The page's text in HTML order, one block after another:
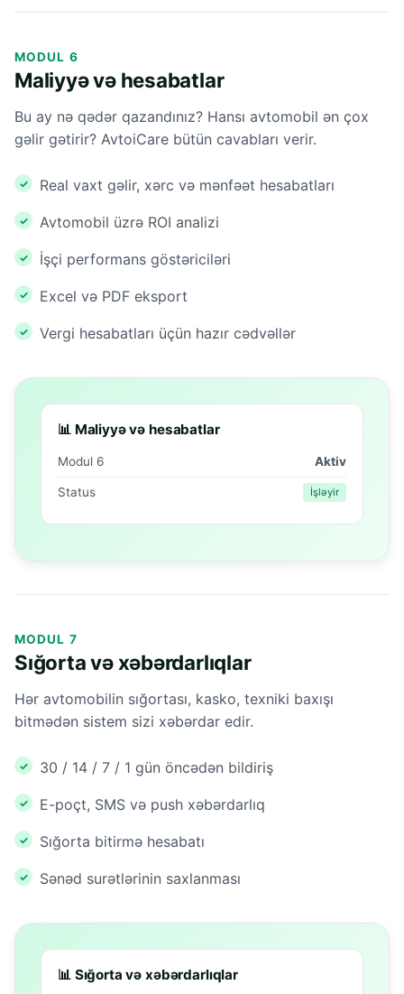
MODUL 6
Maliyyə və hesabatlar
Bu ay nə qədər qazandınız? Hansı avtomobil ən çox
gəlir gətirir? AvtoiCare bütün cavabları verir.
Real vaxt gəlir, xərc və mənfəət hesabatları
Avtomobil üzrə ROI analizi
İşçi performans göstəriciləri
Excel və PDF eksport
Vergi hesabatları üçün hazır cədvəllər
📊 Maliyyə və hesabatlar
Modul 6 Aktiv
Status İşləyir
MODUL 7
Sığorta və xəbərdarlıqlar
Hər avtomobilin sığortası, kasko, texniki baxışı
bitmədən sistem sizi xəbərdar edir.
30 / 14 / 7 / 1 gün öncədən bildiriş
E-poçt, SMS və push xəbərdarlıq
Sığorta bitirmə hesabatı
Sənəd surətlərinin saxlanması
📊 Sığorta və xəbərdarlıqlar